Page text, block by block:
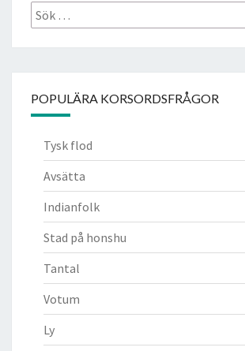
Sök
efter:
POPULÄRA KORSORDSFRÅGOR
Tysk flod
Avsätta
Indianfolk
Stad på honshu
Tantal
Votum
Ly